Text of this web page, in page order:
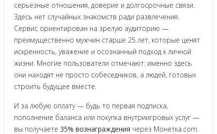
серьёзные отношения, доверие и долгосрочные связи.
Здесь нет случайных знакомств ради развлечения.
Сервис ориентирован на зрелую аудиторию —
преимущественно мужчин старше 25 лет, которые ценят
искренность, уважение и осознанный подход к личной
жизни. Многие пользователи отмечают: именно здесь
они находят не просто собеседников, а людей, готовых
строить будущее вместе.
И за любую оплату — будь то первая подписка,
пополнение баланса или покупка внутриигровых услуг —
вы получаете 35% вознаграждения через Монетка.com.